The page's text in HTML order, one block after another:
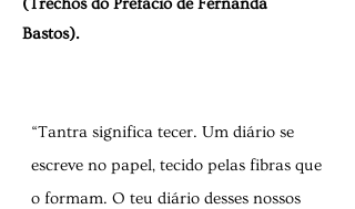
Bastos).
“Tantra significa tecer. Um diário se
escreve no papel, tecido pelas fibras que
o formam. O teu diário desses nossos